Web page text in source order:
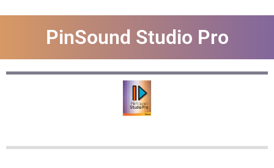
PinSound Studio Pro